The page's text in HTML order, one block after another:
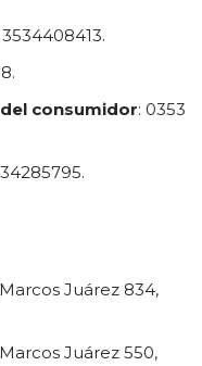
3534408413.
consumidor: 0353
Juárez 834,
Juárez 550,